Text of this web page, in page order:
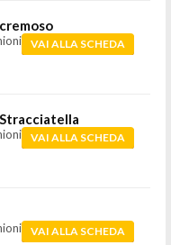
VAI ALLA SCHEDA
VAI ALLA SCHEDA
VAI ALLA SCHEDA